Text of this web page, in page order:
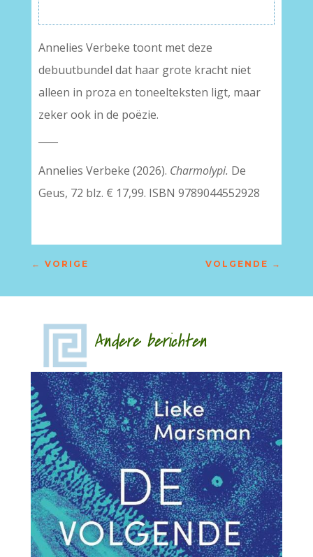
Annelies Verbeke toont met deze
debuutbundel dat haar grote kracht niet
alleen in proza en toneelteksten ligt, maar
zeker ook in de poëzie.
Annelies Verbeke (2026). Charmolypi. De
Geus, 72 blz. € 17,99. ISBN 9789044552928
← VORIGE VOLGENDE →
Andere berichten